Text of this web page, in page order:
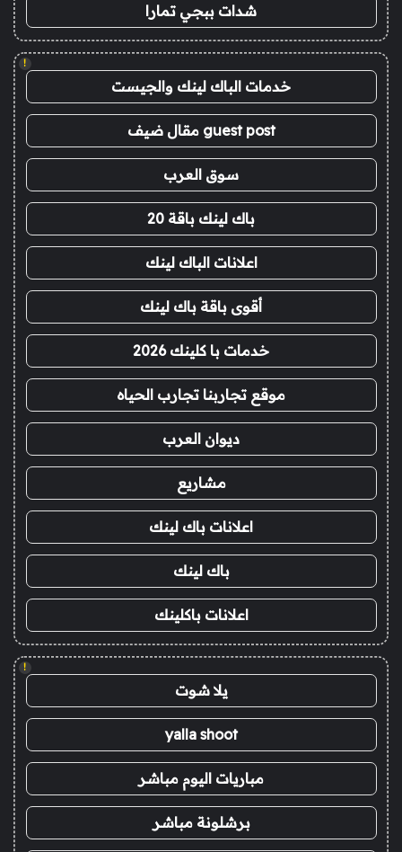
شدات ببجي تمارا
!
خدمات الباك لينك والجيست
guest post مقال ضيف
سوق العرب
باك لينك باقة 20
اعلانات الباك لينك
أقوى باقة باك لينك
خدمات با كلينك 2026
موقع تجاربنا تجارب الحياه
ديوان العرب
مشاريع
اعلانات باك لينك
باك لينك
اعلانات باكلينك
!
يلا شوت
yalla shoot
مباريات اليوم مباشر
برشلونة مباشر